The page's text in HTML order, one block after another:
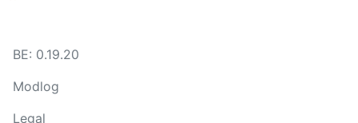
BE: 0.19.20
Modlog
Legal